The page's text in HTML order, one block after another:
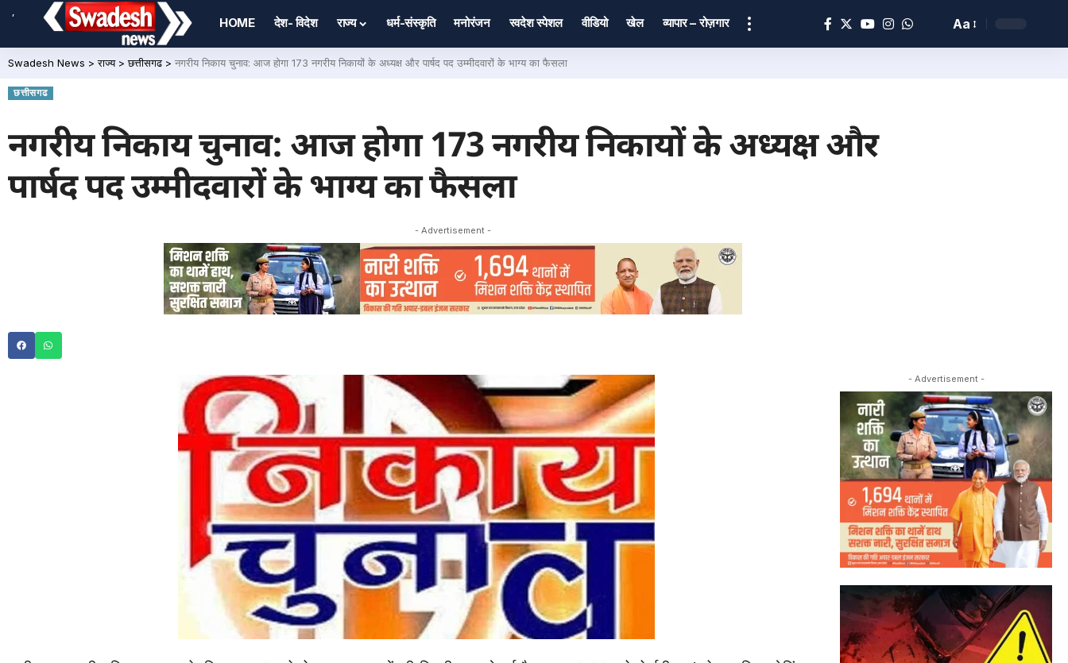
,
HOME देश- विदेश राज्य धर्म-संस्कृति मनोरंजन स्वदेश स्पेशल वीडियो खेल व्यापार – रोज़गार Aa
Swadesh News >राज्य>छत्तीसगढ> नगरीय निकाय चुनाव: आज होगा 173 नगरीय निकायों के अध्यक्ष और पार्षद पद उम्मीदवारों के भाग्य का फैसला
छत्तीसगढ
नगरीय निकाय चुनाव: आज होगा 173 नगरीय निकायों के अध्यक्ष और
पार्षद पद उम्मीदवारों के भाग्य का फैसला
- Advertisement -
- Advertisement -